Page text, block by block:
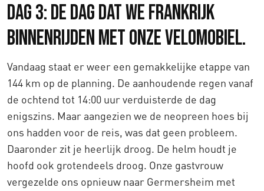
DAG 3: De dag dat we Frankrijk
binnenrijden met onze velomobiel.
Vandaag staat er weer een gemakkelijke etappe van
144 km op de planning. De aanhoudende regen vanaf
de ochtend tot 14:00 uur verduisterde de dag
enigszins. Maar aangezien we de neopreen hoes bij
ons hadden voor de reis, was dat geen probleem.
Daaronder zit je heerlijk droog. De helm houdt je
hoofd ook grotendeels droog. Onze gastvrouw
vergezelde ons opnieuw naar Germersheim met